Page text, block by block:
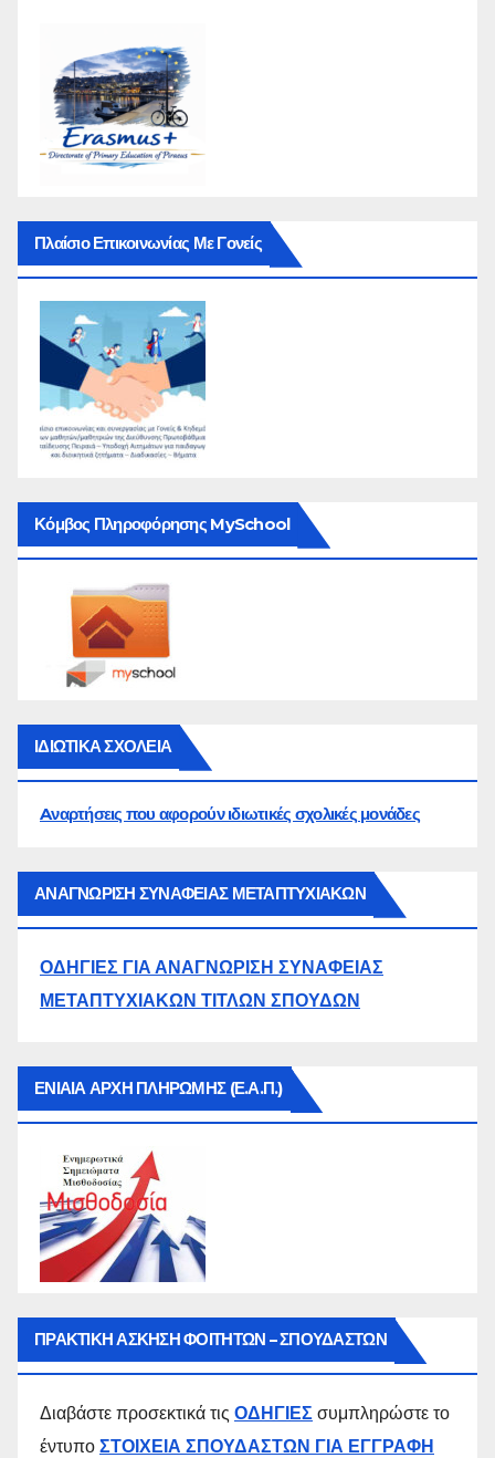
Πλαίσιο Επικοινωνίας Με Γονείς
Κόμβος Πληροφόρησης MySchool
ΙΔΙΩΤΙΚΑ ΣΧΟΛΕΙΑ
Aναρτήσεις που αφορούν ιδιωτικές σχολικές μονάδες
ΑΝΑΓΝΩΡΙΣΗ ΣΥΝΑΦΕΙΑΣ ΜΕΤΑΠΤΥΧΙΑΚΩΝ
ΟΔΗΓΙΕΣ ΓΙΑ ΑΝΑΓΝΩΡΙΣΗ ΣΥΝΑΦΕΙΑΣ
ΜΕΤΑΠΤΥΧΙΑΚΩΝ ΤΙΤΛΩΝ ΣΠΟΥΔΩΝ
ΕΝΙΑΙΑ ΑΡΧΗ ΠΛΗΡΩΜΗΣ (Ε.Α.Π.)
ΠΡΑΚΤΙΚΗ ΑΣΚΗΣΗ ΦΟΙΤΗΤΩΝ – ΣΠΟΥΔΑΣΤΩΝ
Διαβάστε προσεκτικά τις ΟΔΗΓΙΕΣ συμπληρώστε το
έντυπο ΣΤΟΙΧΕΙΑ ΣΠΟΥΔΑΣΤΩΝ ΓΙΑ ΕΓΓΡΑΦΗ